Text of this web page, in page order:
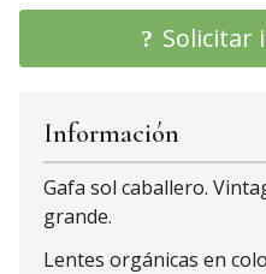
Solicitar
Información
Gafa sol caballero.
grande.
Lentes orgánicas en